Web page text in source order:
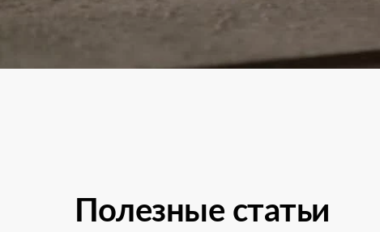
Полезные статьи